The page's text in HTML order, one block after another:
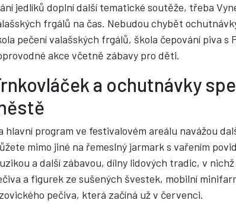
jedlíků doplní další tematické soutěže, třeba
frgálů na čas. Nebudou chybět
pečení valašských frgálů, škola čepování piva s
akce včetně zábavy pro děti.
a ochutnávky
hlavní program ve festivalovém areálu navážou
mimo jiné na řemeslný jarmark s vařením
a další zábavou, dílny lidových tradic, v
a figurek ze sušených švestek, mobilní
pečiva, která začíná už v červenci.